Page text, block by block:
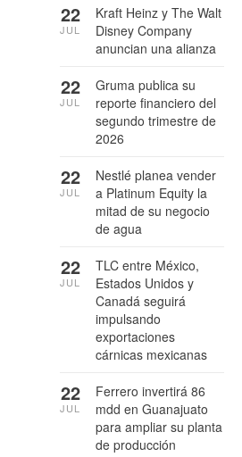
Kraft Heinz y The Walt
Disney Company
anuncian una alianza
22
JUL
Gruma publica su
reporte financiero del
segundo trimestre de
2026
22
JUL
Nestlé planea vender
a Platinum Equity la
mitad de su negocio
de agua
22
JUL
TLC entre México,
Estados Unidos y
Canadá seguirá
impulsando
exportaciones
cárnicas mexicanas
22
JUL
Ferrero invertirá 86
mdd en Guanajuato
para ampliar su planta
de producción
22
JUL